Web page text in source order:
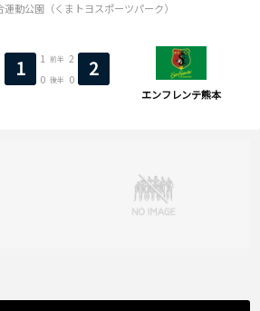
1 1 前半 2
0 後半 0 2
エンフレンテ熊本
運動公園（くまトヨスポーツパーク）